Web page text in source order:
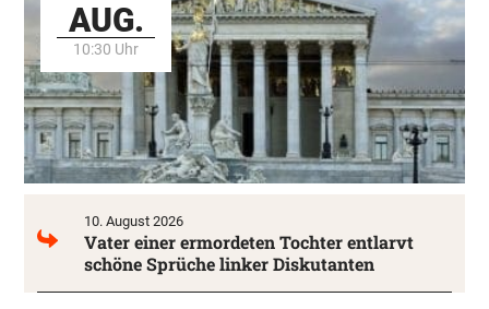
AUG.
10:30 Uhr
10. August 2026
Vater einer ermordeten Tochter entlarvt
schöne Sprüche linker Diskutanten